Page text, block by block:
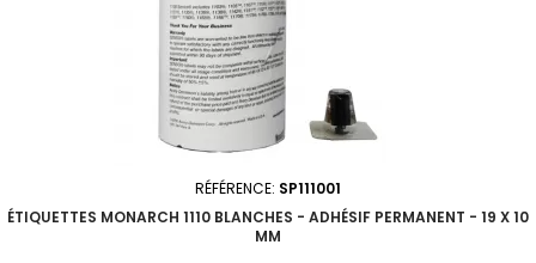
RÉFÉRENCE: SP111001
ÉTIQUETTES MONARCH 1110 BLANCHES - ADHÉSIF PERMANENT - 19 X 10
MM